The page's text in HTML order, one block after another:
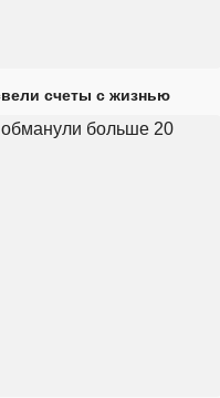
счеты с жизнью